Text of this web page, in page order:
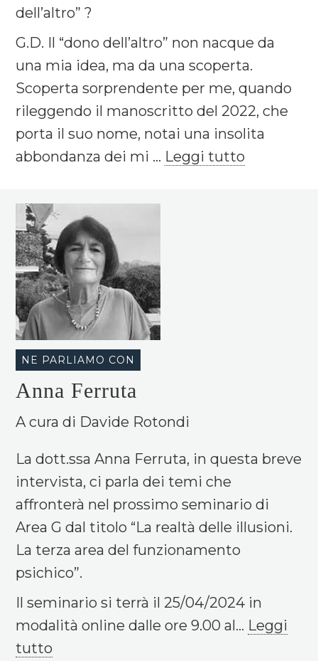
dell’altro” ?
G.D. Il “dono dell’altro” non nacque da
una mia idea, ma da una scoperta.
Scoperta sorprendente per me, quando
rileggendo il manoscritto del 2022, che
porta il suo nome, notai una insolita
abbondanza dei mi ... Leggi tutto
NE PARLIAMO CON
Anna Ferruta
A cura di Davide Rotondi
La dott.ssa Anna Ferruta, in questa breve
intervista, ci parla dei temi che
affronterà nel prossimo seminario di
Area G dal titolo “La realtà delle illusioni.
La terza area del funzionamento
psichico”.
Il seminario si terrà il 25/04/2024 in
modalità online dalle ore 9.00 al... Leggi
tutto